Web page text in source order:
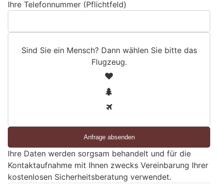
Ihre Telefonnummer (Pflichtfeld)
Sind Sie ein Mensch? Dann wählen Sie bitte das
Flugzeug.
e
i
n
Ihre Daten werden sorgsam behandelt und für die
Kontaktaufnahme mit Ihnen zwecks Vereinbarung Ihrer
kostenlosen Sicherheitsberatung verwendet.